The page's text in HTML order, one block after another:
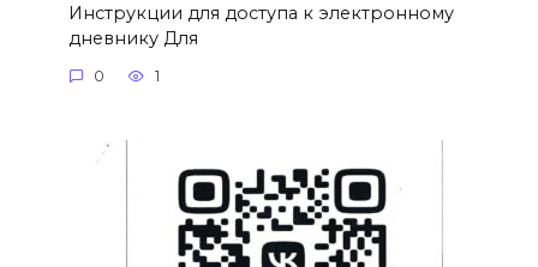
Инструкции для доступа к электронному
дневнику Для
0 1